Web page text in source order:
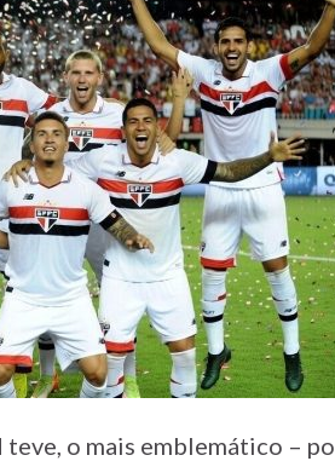
o mais emblemático –